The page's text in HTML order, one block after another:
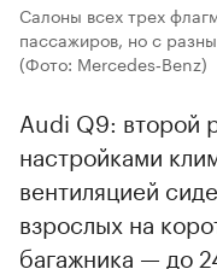
Салоны всех трех
пассажиров, но с
(Фото: Mercedes‑Benz)
Audi Q9: второй
настройками
вентиляцией
взрослых на
багажника — до